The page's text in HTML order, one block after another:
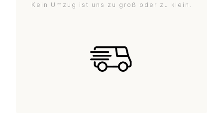
Kein Umzug ist uns zu groß oder zu klein.